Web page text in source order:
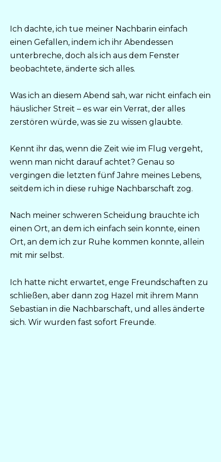
Ich dachte, ich tue meiner Nachbarin einfach
einen Gefallen, indem ich ihr Abendessen
unterbreche, doch als ich aus dem Fenster
beobachtete, änderte sich alles.
Was ich an diesem Abend sah, war nicht einfach ein
häuslicher Streit – es war ein Verrat, der alles
zerstören würde, was sie zu wissen glaubte.
Kennt ihr das, wenn die Zeit wie im Flug vergeht,
wenn man nicht darauf achtet? Genau so
vergingen die letzten fünf Jahre meines Lebens,
seitdem ich in diese ruhige Nachbarschaft zog.
Nach meiner schweren Scheidung brauchte ich
einen Ort, an dem ich einfach sein konnte, einen
Ort, an dem ich zur Ruhe kommen konnte, allein
mit mir selbst.
Ich hatte nicht erwartet, enge Freundschaften zu
schließen, aber dann zog Hazel mit ihrem Mann
Sebastian in die Nachbarschaft, und alles änderte
sich. Wir wurden fast sofort Freunde.